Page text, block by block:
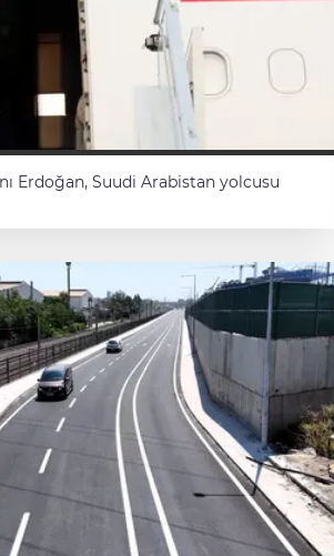
Erdoğan, Suudi Arabistan yolcusu